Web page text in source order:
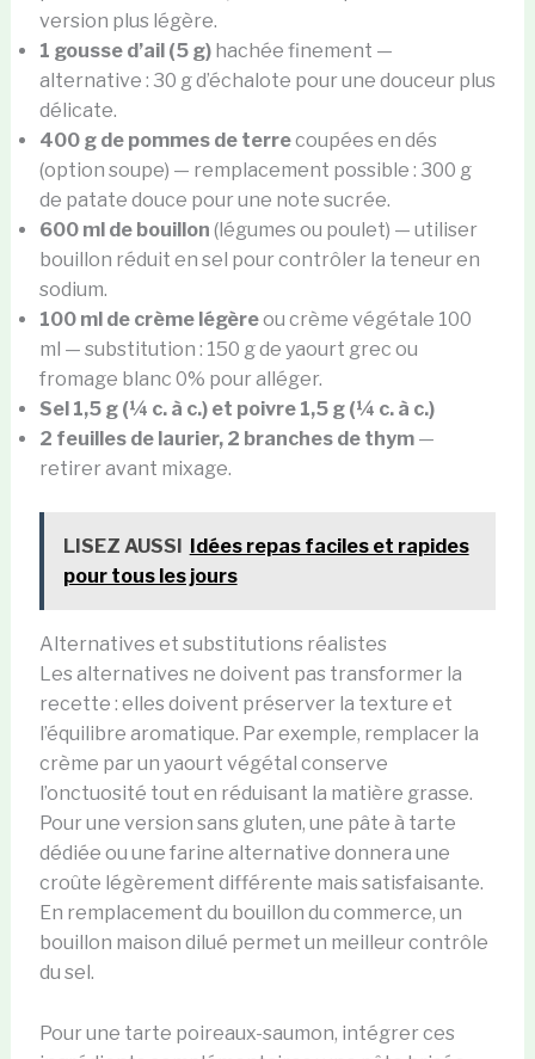
version plus légère.
1 gousse d’ail (5 g)hachée finement —
alternative : 30 g d’échalote pour une douceur plus
délicate.
400 g de pommes de terrecoupées en dés
(option soupe) — remplacement possible : 300 g
de patate douce pour une note sucrée.
600 ml de bouillon (légumes ou poulet) — utiliser
bouillon réduit en sel pour contrôler la teneur en
sodium.
100 ml de crème légèreou crème végétale 100
ml — substitution : 150 g de yaourt grec ou
fromage blanc 0% pour alléger.
Sel 1,5 g (¼ c. à c.) et poivre 1,5 g (¼ c. à c.)
2 feuilles de laurier, 2 branches de thym—
retirer avant mixage.
LISEZ AUSSI Idées repas faciles et rapides
pour tous les jours
Alternatives et substitutions réalistes
Les alternatives ne doivent pas transformer la
recette : elles doivent préserver la texture et
l’équilibre aromatique. Par exemple, remplacer la
crème par un yaourt végétal conserve
l’onctuosité tout en réduisant la matière grasse.
Pour une version sans gluten, une pâte à tarte
dédiée ou une farine alternative donnera une
croûte légèrement différente mais satisfaisante.
En remplacement du bouillon du commerce, un
bouillon maison dilué permet un meilleur contrôle
du sel.
Pour une tarte poireaux-saumon, intégrer ces